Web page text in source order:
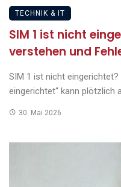
TECHNIK & IT
SIM 1 ist nicht
verstehen und
SIM 1 ist nicht eingerichtet?
eingerichtet“ kann plötzlich
30. Mai 2026